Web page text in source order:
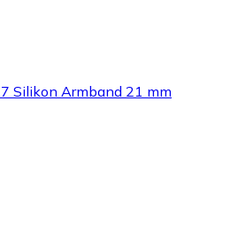
Silikon Armband 21 mm